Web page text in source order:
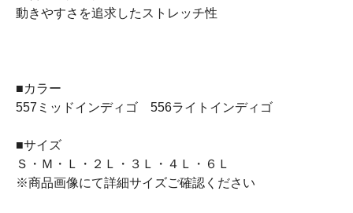
動きやすさを追求したストレッチ性
■カラー
557ミッドインディゴ 556ライトインディゴ
■サイズ
Ｓ・Ｍ・Ｌ・２Ｌ・３Ｌ・４Ｌ・６Ｌ
※商品画像にて詳細サイズご確認ください